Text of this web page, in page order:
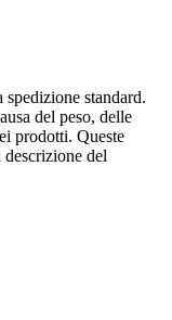
standard.
del peso, delle
prodotti. Queste
del